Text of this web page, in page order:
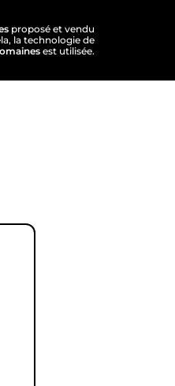
proposé et vendu
la technologie de
est utilisée.